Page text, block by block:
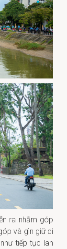
ra nhằm góp
và gìn giữ di
tiếp tục lan